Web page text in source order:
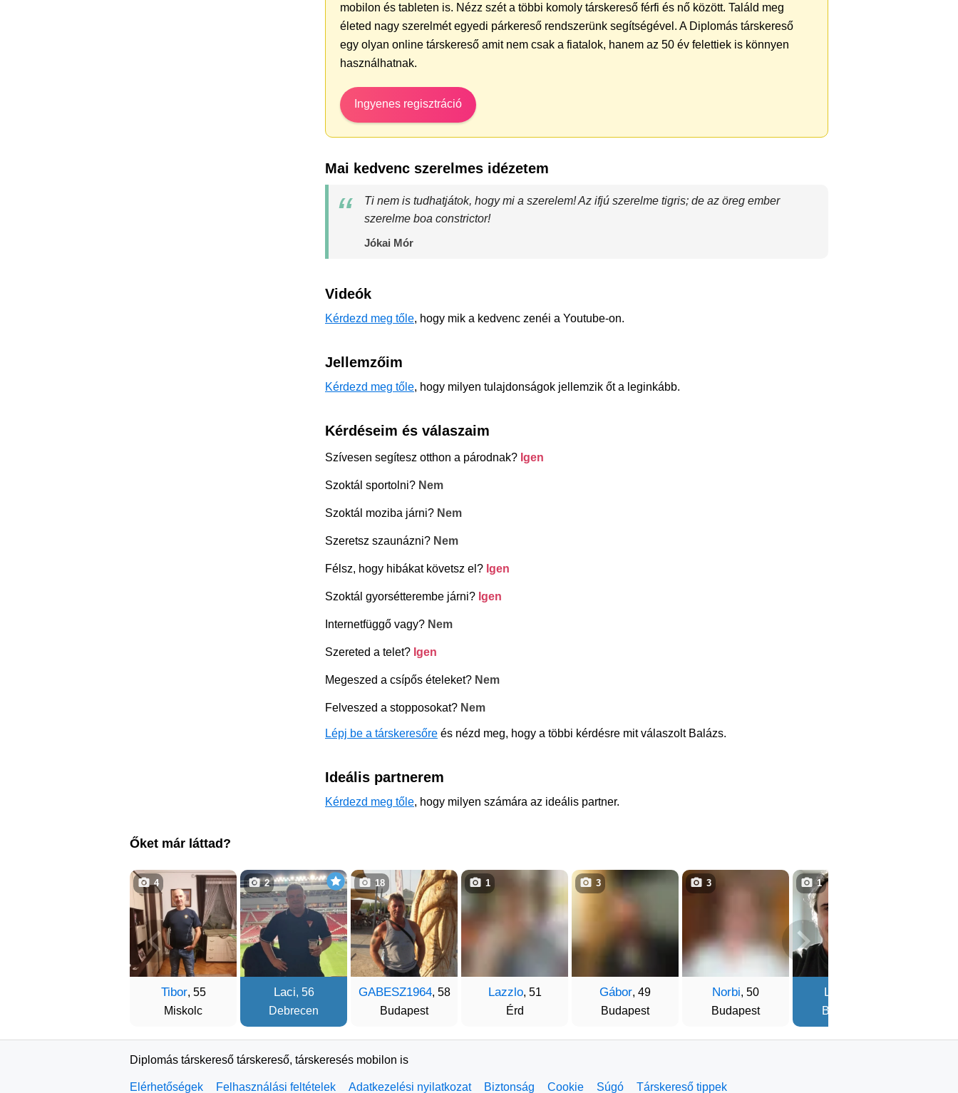
mobilon és tableten is. Nézz szét a többi komoly társkereső férfi és nő között. Találd meg
életed nagy szerelmét egyedi párkereső rendszerünk segítségével. A Diplomás társkereső
egy olyan online társkereső amit nem csak a fiatalok, hanem az 50 év felettiek is könnyen
használhatnak.
Ingyenes regisztráció
Mai kedvenc szerelmes idézetem
Ti nem is tudhatjátok, hogy mi a szerelem! Az ifjú szerelme tigris; de az öreg ember
szerelme boa constrictor!
Jókai Mór
Videók
Kérdezd meg tőle, hogy mik a kedvenc zenéi a Youtube-on.
Jellemzőim
Kérdezd meg tőle, hogy milyen tulajdonságok jellemzik őt a leginkább.
Kérdéseim és válaszaim
Szívesen segítesz otthon a párodnak? Igen
Szoktál sportolni? Nem
Szoktál moziba járni? Nem
Szeretsz szaunázni? Nem
Félsz, hogy hibákat követsz el? Igen
Szoktál gyorsétterembe járni? Igen
Internetfüggő vagy? Nem
Szereted a telet? Igen
Megeszed a csípős ételeket? Nem
Felveszed a stopposokat? Nem
Lépj be a társkeresőre és nézd meg, hogy a többi kérdésre mit válaszolt Balázs.
Ideális partnerem
Kérdezd meg tőle, hogy milyen számára az ideális partner.
Őket már láttad?
Tibor, 55
Miskolc
4
Laci, 56
Debrecen
2
GABESZ1964, 58
Budapest
18
Lazzlo, 51
Érd
1
Gábor, 49
Budapest
3
Norbi, 50
Budapest
3
Lacv
Budapest
1
Diplomás társkereső társkereső, társkeresés mobilon is
Elérhetőségek Felhasználási feltételek Adatkezelési nyilatkozat Biztonság Cookie Súgó Társkereső tippek